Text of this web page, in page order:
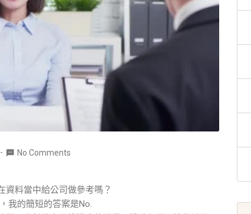
No Comments
資料當中給公司做參考嗎？
我的簡短的答案是No.